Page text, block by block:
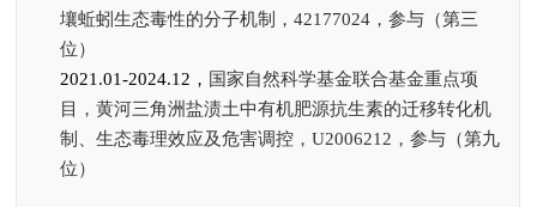
壤蚯蚓生态毒性的分子机制，42177024 ，参与（第三
位）
2021.01-2024.12 ， 国家自然科学基金联合基金重点项
目，黄河三角洲盐渍土中有机肥源抗生素的迁移转化机
制、生态毒理效应及危害调控，U2006212 ，参与（第九
位）